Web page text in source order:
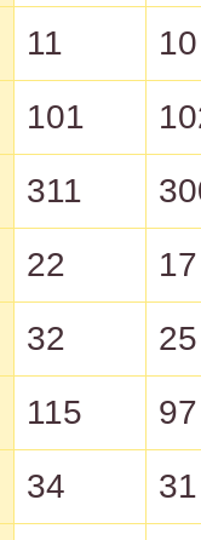
11
10
101
311
22
17
32
25
115
97
34
31